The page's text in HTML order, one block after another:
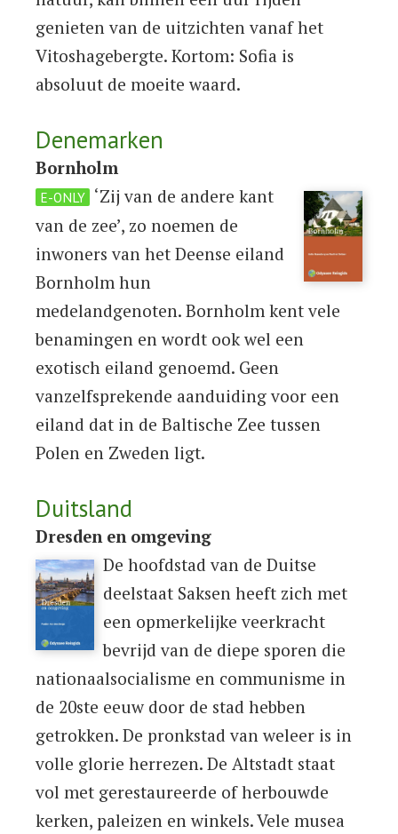
genieten van de uitzichten vanaf het
Vitoshagebergte. Kortom: Sofia is
absoluut de moeite waard.
Denemarken
Bornholm
E-ONLY ‘Zij van de andere kant
van de zee’, zo noemen de
inwoners van het Deense eiland
Bornholm hun
medelandgenoten. Bornholm kent vele
benamingen en wordt ook wel een
exotisch eiland genoemd. Geen
vanzelfsprekende aanduiding voor een
eiland dat in de Baltische Zee tussen
Polen en Zweden ligt.
Duitsland
Dresden en omgeving
De hoofdstad van de Duitse
deelstaat Saksen heeft zich met
een opmerkelijke veerkracht
bevrijd van de diepe sporen die
nationaalsocialisme en communisme in
de 20ste eeuw door de stad hebben
getrokken. De pronkstad van weleer is in
volle glorie herrezen. De Altstadt staat
vol met gerestaureerde of herbouwde
kerken, paleizen en winkels. Vele musea